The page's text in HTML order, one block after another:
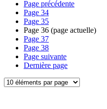
Page précédente
Page 34
Page 35
Page 36 (page actuelle)
Page 37
Page 38
Page suivante
Dernière page